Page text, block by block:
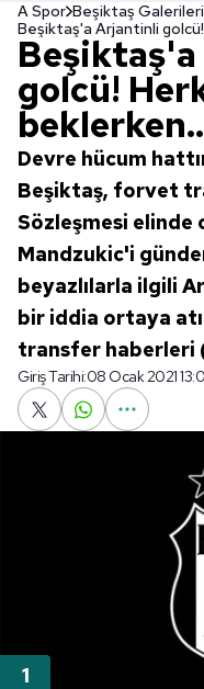
A Spor Beşiktaş Galerileri
Beşiktaş'a Arjantinli
golcü!
Devre hücum
Beşiktaş, forvet
Sözleşmesi elinde
Mandzukic'i
beyazlılarla ilgili
bir iddia ortaya
transfer haberleri
Giriş Tarihi:08 Ocak 2021